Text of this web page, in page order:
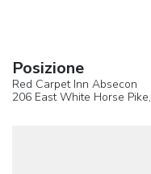
Posizione
Red Carpet Inn Absecon
206 East White Horse Pike,